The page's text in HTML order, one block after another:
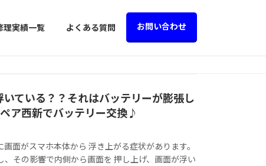
理実績一覧 よくある質問 お問い合わせ
いている？？それはバッテリーが膨張し
ア西新でバッテリー交換♪
面がスマホ本体から 浮き上がる症状があります。
その影響で内側から画面を 押し上げ、画面が浮い